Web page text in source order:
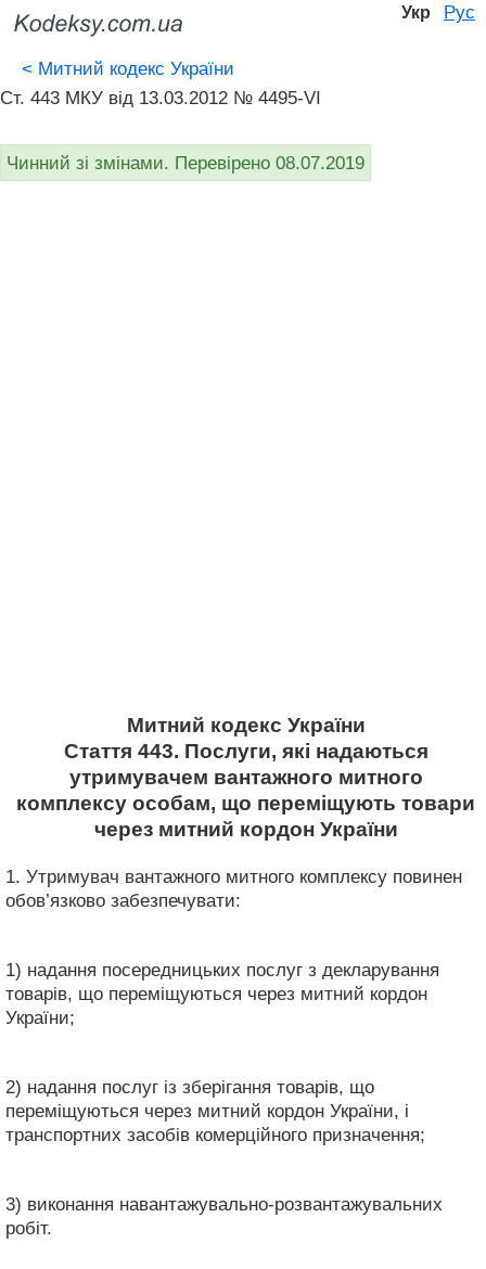
Укр Рус
< Митний кодекс України
Ст. 443 МКУ від 13.03.2012 № 4495-VI
Чинний зі змінами. Перевірено 08.07.2019
Митний кодекс України
Стаття 443. Послуги, які надаються
утримувачем вантажного митного
комплексу особам, що переміщують товари
через митний кордон України
1. Утримувач вантажного митного комплексу повинен
обов’язково забезпечувати:
1) надання посередницьких послуг з декларування
товарів, що переміщуються через митний кордон
України;
2) надання послуг із зберігання товарів, що
переміщуються через митний кордон України, і
транспортних засобів комерційного призначення;
3) виконання навантажувально-розвантажувальних
робіт.